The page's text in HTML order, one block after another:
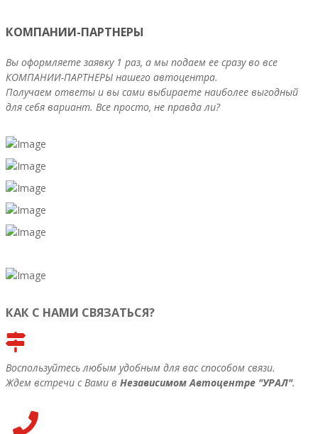
КОМПАНИИ-ПАРТНЕРЫ
Вы оформляете заявку 1 раз, а мы подаем ее сразу во все
КОМПАНИИ-ПАРТНЕРЫ нашего автоцентра.
Получаем ответы и вы сами выбираете наиболее выгодный
для себя вариант. Все просто, не правда ли?
КАК С НАМИ СВЯЗАТЬСЯ?
Воспользуйтесь любым удобным для вас способом связи.
Ждем встречи с Вами в Независимом Автоцентре "УРАЛ".